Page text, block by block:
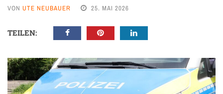
VON UTE NEUBAUER 25. MAI 2026
TEILEN: